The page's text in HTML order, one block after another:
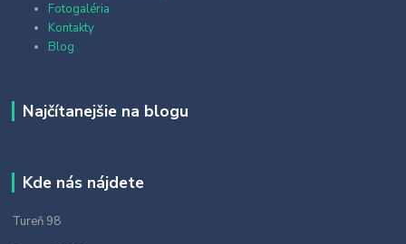
Fotogaléria
Kontakty
Blog
Najčítanejšie na blogu
Kde nás nájdete
Tureň 98